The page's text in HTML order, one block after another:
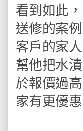
看到如此
送修的案例
客戶的家
幫他把水
於報價過
家有更優